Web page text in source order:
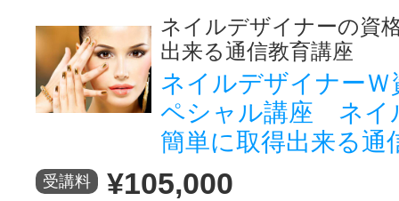
グッドスク
掲載のお問
ネイルデザイナーの資
出来る通信教育講座
ネイルデザイナーＷ
ペシャル講座 ネイ
簡単に取得出来る通
受講料 ¥105,000